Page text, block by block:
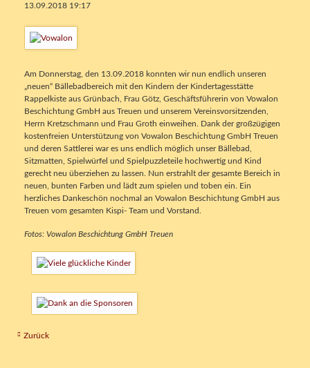
13.09.2018 19:17
Am Donnerstag, den 13.09.2018 konnten wir nun endlich unseren
„neuen“ Bällebadbereich mit den Kindern der Kindertagesstätte
Rappelkiste aus Grünbach, Frau Götz, Geschäftsführerin von Vowalon
Beschichtung GmbH aus Treuen und unserem Vereinsvorsitzenden,
Herrn Kretzschmann und Frau Groth einweihen. Dank der großzügigen
kostenfreien Unterstützung von Vowalon Beschichtung GmbH Treuen
und deren Sattlerei war es uns endlich möglich unser Bällebad,
Sitzmatten, Spielwürfel und Spielpuzzleteile hochwertig und Kind
gerecht neu überziehen zu lassen. Nun erstrahlt der gesamte Bereich in
neuen, bunten Farben und lädt zum spielen und toben ein. Ein
herzliches Dankeschön nochmal an Vowalon Beschichtung GmbH aus
Treuen vom gesamten Kispi- Team und Vorstand.
Fotos: Vowalon Beschichtung GmbH Treuen
Zurück